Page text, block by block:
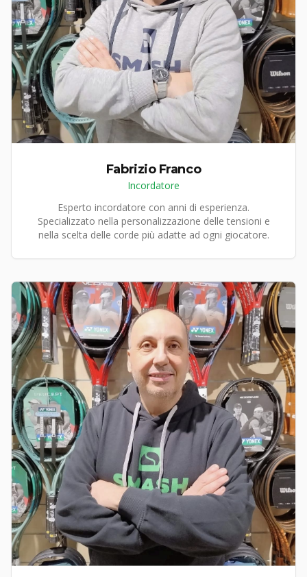
Fabrizio Franco
Incordatore
Esperto incordatore con anni di esperienza.
Specializzato nella personalizzazione delle tensioni e
nella scelta delle corde più adatte ad ogni giocatore.